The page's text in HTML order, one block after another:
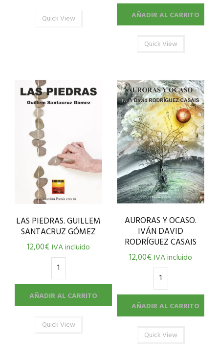
Quick View AÑADIR AL CARRITO
Quick View
LAS PIEDRAS. GUILLEM
SANTACRUZ GÓMEZ
12,00€IVA incluido
AÑADIR AL CARRITO
Quick View
AURORAS Y OCASO.
IVÁN DAVID
RODRÍGUEZ CASAIS
12,00€IVA incluido
AÑADIR AL CARRITO
Quick View